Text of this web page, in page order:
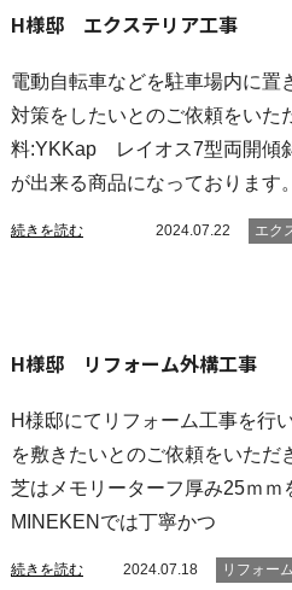
H様邸 エクステリア工事
電動自転車などを駐車場内に置
対策をしたいとのご依頼をいた
料:YKKap レイオス7型両開傾
が出来る商品になっております
続きを読む 2024.07.22 エク
H様邸 リフォーム外構工事
H様邸にてリフォーム工事を行
を敷きたいとのご依頼をいただ
芝はメモリーターフ厚み25ｍｍ
MINEKENでは丁寧かつ
続きを読む 2024.07.18 リフォーム